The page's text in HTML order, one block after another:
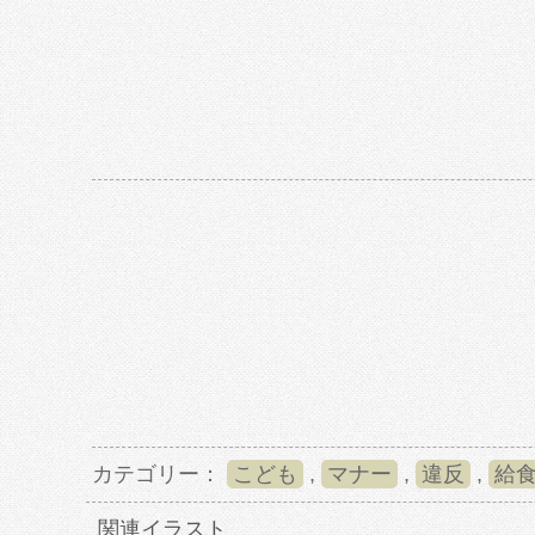
カテゴリー： こども , マナー , 違反 , 給
関連イラスト